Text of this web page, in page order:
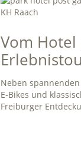
Vom Hotel
Neben
E-Bikes und
Freiburger